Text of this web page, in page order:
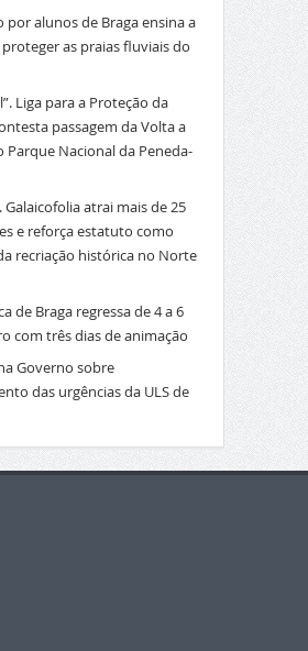
por alunos de Braga ensina a
as praias fluviais do
Liga para a Proteção da
passagem da Volta a
Parque Nacional da Peneda-
Galaicofolia atrai mais de 25
e reforça estatuto como
recriação histórica no Norte
de Braga regressa de 4 a 6
com três dias de animação
Governo sobre
das urgências da ULS de